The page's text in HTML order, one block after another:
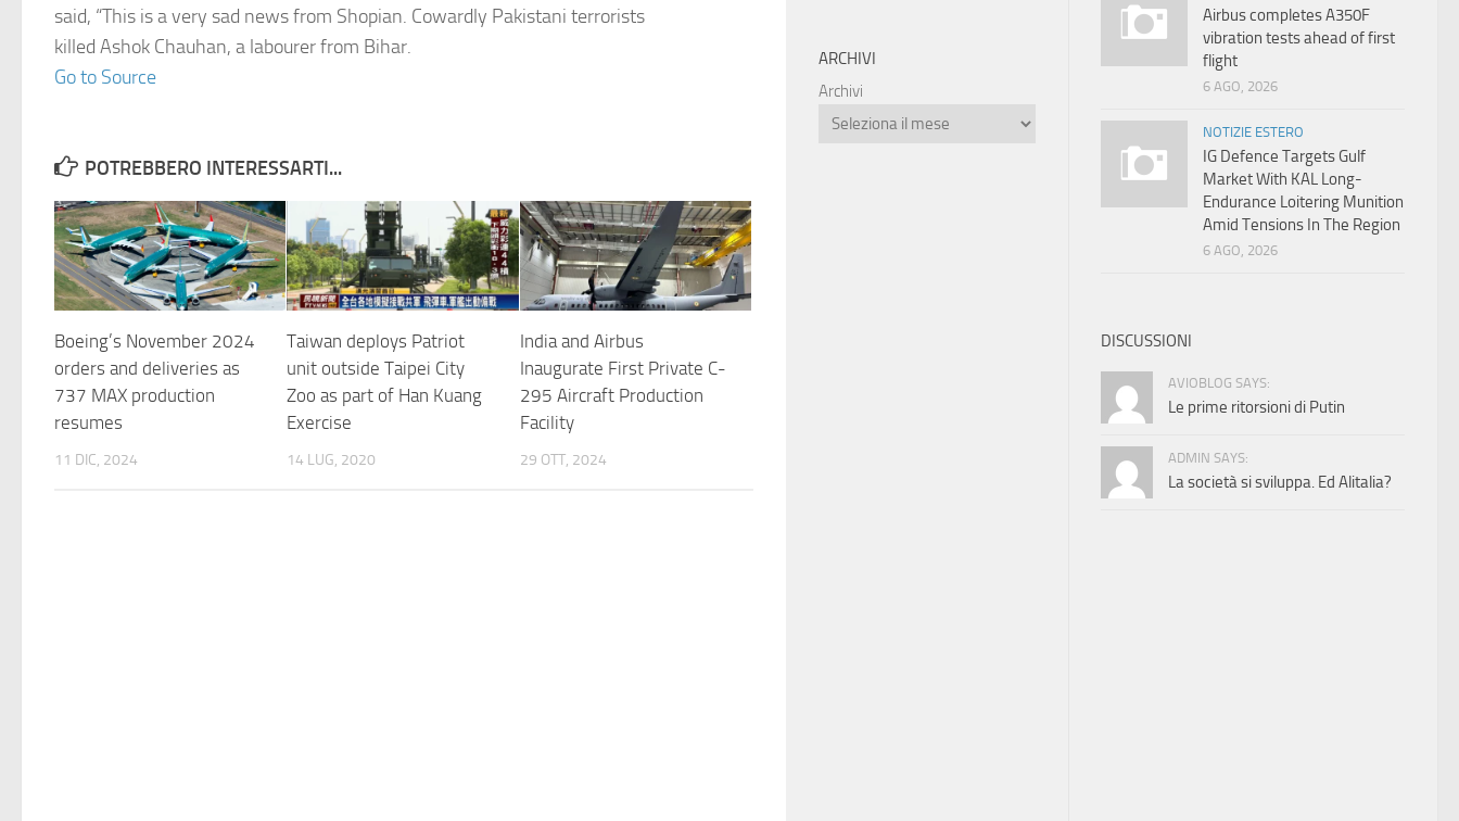
said, “This is a very sad news from Shopian. Cowardly Pakistani terrorists
killed Ashok Chauhan, a labourer from Bihar.
Go to Source
POTREBBERO INTERESSARTI...
Boeing’s November 2024
orders and deliveries as
737 MAX production
resumes
11 DIC, 2024
Taiwan deploys Patriot
unit outside Taipei City
Zoo as part of Han Kuang
Exercise
14 LUG, 2020
India and Airbus
Inaugurate First Private C-
295 Aircraft Production
Facility
29 OTT, 2024
Airbus completes A350F
vibration tests ahead of first
flight
6 AGO, 2026
NOTIZIE ESTERO
IG Defence Targets Gulf
Market With KAL Long-
Endurance Loitering Munition
Amid Tensions In The Region
6 AGO, 2026
DISCUSSIONI
AVIOBLOG SAYS:
Le prime ritorsioni di Putin
ADMIN SAYS:
La società si sviluppa. Ed Alitalia?
ARCHIVI
Archivi